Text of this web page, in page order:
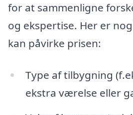
for at sammenligne
og ekspertise. Her er
kan påvirke prisen:
Type af tilbygning
ekstra værelse eller